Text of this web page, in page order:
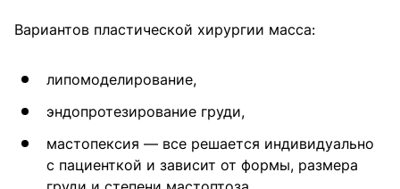
Вариантов пластической хирургии масса:
липомоделирование,
эндопротезирование груди,
мастопексия — все решается индивидуально
с пациенткой и зависит от формы, размера